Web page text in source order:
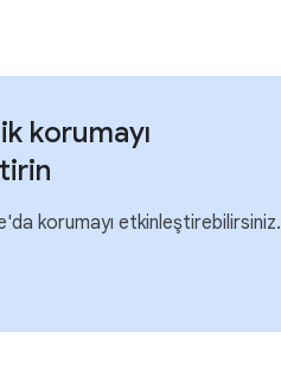
korumayı
korumayı etkinleştirebilirsiniz.